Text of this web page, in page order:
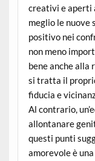
creativi e aperti
meglio le nuove
positivo nei
non meno
bene anche alla
si tratta il
fiducia e
Al contrario,
allontanare
questi punti
amorevole è